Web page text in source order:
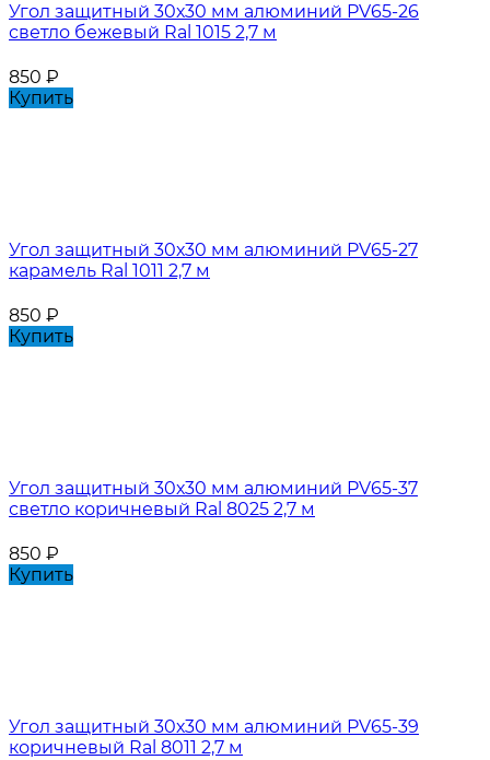
Угол защитный 30х30 мм алюминий PV65-26
светло бежевый Ral 1015 2,7 м
850 ₽
Купить
Угол защитный 30х30 мм алюминий PV65-27
карамель Ral 1011 2,7 м
850 ₽
Купить
Угол защитный 30х30 мм алюминий PV65-37
светло коричневый Ral 8025 2,7 м
850 ₽
Купить
Угол защитный 30х30 мм алюминий PV65-39
коричневый Ral 8011 2,7 м